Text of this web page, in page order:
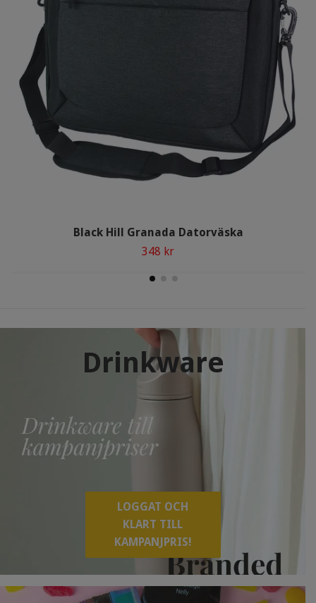
Drinkware
LOGGAT OCH
KLART TILL
KAMPANJPRIS!
Black Hill Granada Datorväska
348 kr